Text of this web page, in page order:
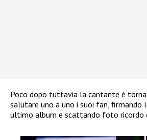
Poco dopo tuttavia la cantante è
salutare uno a uno i suoi fan, firmando
ultimo album e scattando foto ricordo